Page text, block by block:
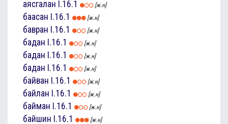
аясгалан I.16.1 [ж.н]
баасан I.16.1 [ж.н]
бавран I.16.1 [ж.н]
бадан I.16.1 [ж.н]
бадан I.16.1 [ж.н]
бадан I.16.1 [ж.н]
байван I.16.1 [ж.н]
байлан I.16.1 [ж.н]
байман I.16.1 [ж.н]
байшин I.16.1 [ж.н]